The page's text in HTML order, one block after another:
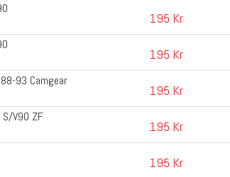
195 Kr
195 Kr
93 Camgear
195 Kr
V90 ZF
195 Kr
195 Kr